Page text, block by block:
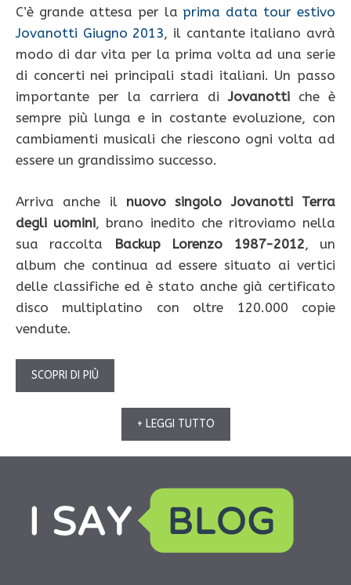
C’è grande attesa per la prima data tour estivo
Jovanotti Giugno 2013, il cantante italiano avrà
modo di dar vita per la prima volta ad una serie
di concerti nei principali stadi italiani. Un passo
importante per la carriera diJovanotti che è
sempre più lunga e in costante evoluzione, con
cambiamenti musicali che riescono ogni volta ad
essere un grandissimo successo.
Arriva anche il nuovo singolo Jovanotti Terra
degli uomini, brano inedito che ritroviamo nella
sua raccolta
Backup Lorenzo 1987-2012, un
album che continua ad essere situato ai vertici
delle classifiche ed è stato anche già certificato
disco multiplatino con oltre 120.000 copie
vendute.
SCOPRI DI PIÙ
+ LEGGI TUTTO